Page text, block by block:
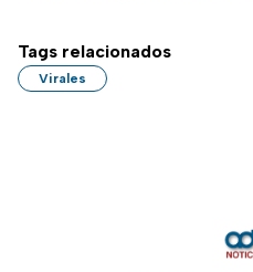
Tags relacionados
Virales